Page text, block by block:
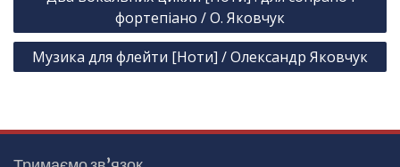
в
і
фортепіано / О. Яковчук
Музика для флейти [Ноти] / Олександр Яковчук